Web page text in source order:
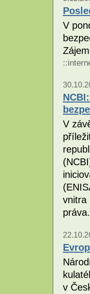
V
::
V
vnitra
práva.
v